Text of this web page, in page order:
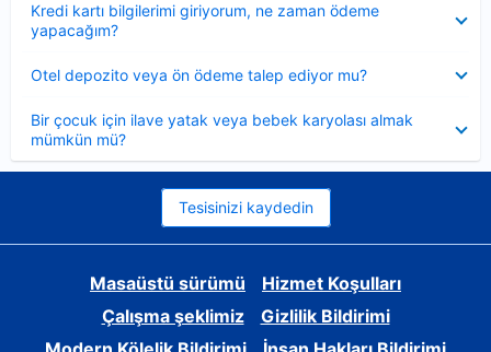
Kredi kartı bilgilerimi giriyorum, ne zaman ödeme
yapacağım?
Otel depozito veya ön ödeme talep ediyor mu?
Bir çocuk için ilave yatak veya bebek karyolası almak
mümkün mü?
Tesisinizi kaydedin
Masaüstü sürümü
Hizmet Koşulları
Çalışma şeklimiz
Gizlilik Bildirimi